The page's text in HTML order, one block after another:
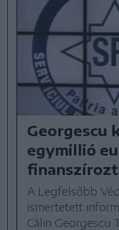
Georgescu
egymillió
A Legfelsőbb
ismertetett
Călin Georgescu